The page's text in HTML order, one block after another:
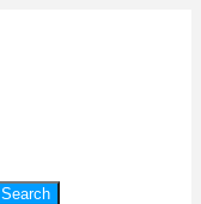
Search